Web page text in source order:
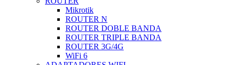
Mikrotik
ROUTER N
ROUTER DOBLE BANDA
ROUTER TRIPLE BANDA
ROUTER 3G/4G
WiFi 6